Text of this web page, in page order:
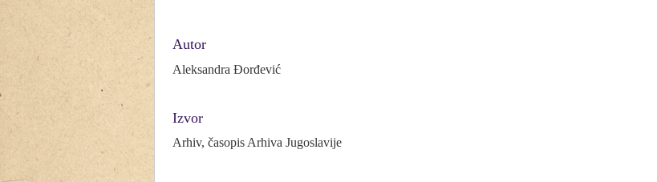
Autor
Aleksandra Đorđević
Izvor
Arhiv, časopis Arhiva Jugoslavije